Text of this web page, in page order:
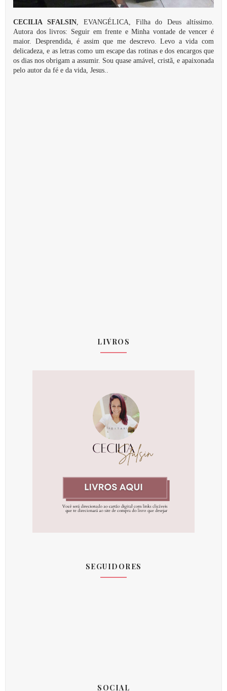
CECILIA SFALSIN, EVANGÉLICA, Filha do Deus altíssimo.
Autora dos livros: Seguir em frente e Minha vontade de vencer é
maior. Desprendida, é assim que me descrevo. Levo a vida com
delicadeza, e as letras como um escape das rotinas e dos encargos que
os dias nos obrigam a assumir. Sou quase amável, cristã, e apaixonada
pelo autor da fé e da vida, Jesus..
LIVROS
SEGUIDORES
SOCIAL